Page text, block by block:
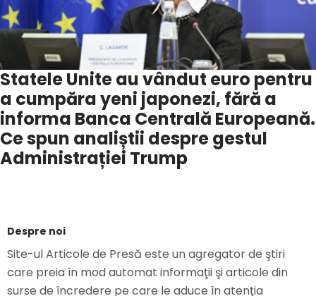
Statele Unite au vândut euro pentru
a cumpăra yeni japonezi, fără a
informa Banca Centrală Europeană.
Ce spun analiștii despre gestul
Administrației Trump
Despre noi
Site-ul Articole de Presă este un agregator de ştiri
care preia în mod automat informaţii şi articole din
surse de încredere pe care le aduce în atenţia